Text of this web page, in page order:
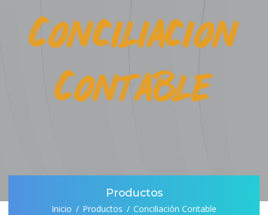
Conciliación
Contable
Productos
Inicio Productos Conciliación Contable